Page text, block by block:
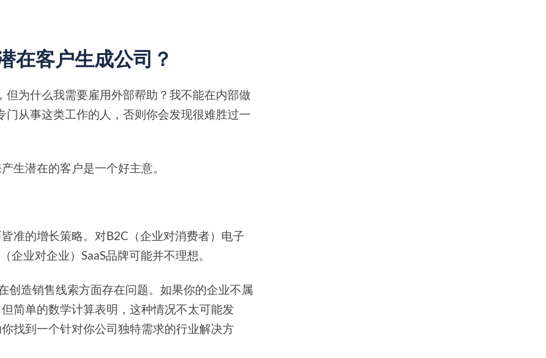
在客户生成公司？
为什么我需要雇用外部帮助？我不能在内部做
从事这类工作的人，否则你会发现很难胜过一
生潜在的客户是一个好主意。
准的增长策略。对B2C（企业对消费者）电子
业对企业）SaaS品牌可能并不理想。
创造销售线索方面存在问题。如果你的企业不属
简单的数学计算表明，这种情况不太可能发
找到一个针对你公司独特需求的行业解决方